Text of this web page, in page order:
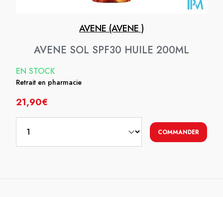
AVENE (AVENE )
AVENE SOL SPF30 HUILE 200ML
EN STOCK
Retrait en pharmacie
21,90€
COMMANDER